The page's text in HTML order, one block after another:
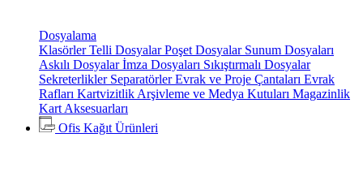
Dosyalama
KlasörlerTelli DosyalarPoşet Dosyalar Sunum Dosyaları
Askılı Dosyalarİmza Dosyaları Sıkıştırmalı Dosyalar
Sekreterlikler SeparatörlerEvrak ve Proje Çantaları Evrak
Rafları Kartvizitlik Arşivleme ve Medya Kutuları Magazinlik
Kart Aksesuarları
Ofis Kağıt Ürünleri